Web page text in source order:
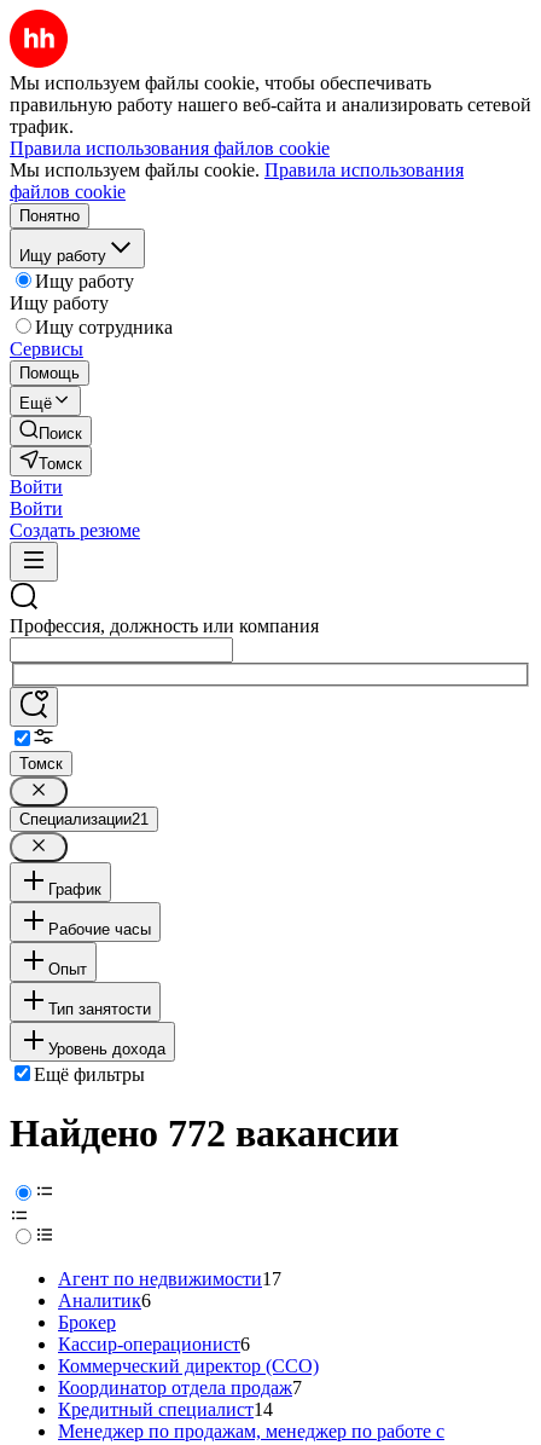
Мы используем файлы cookie, чтобы обеспечивать
правильную работу нашего веб-сайта и анализировать сетевой
трафик.
Правила использования файлов cookie
Мы используем файлы cookie. Правила использования
файлов cookie
Понятно
Ищу работу
Ищу работу
Ищу работу
Ищу сотрудника
Сервисы
Помощь
Ещё
Поиск
Томск
Войти
Войти
Создать резюме
Профессия, должность или компания
Томск
Специализации21
График
Рабочие часы
Опыт
Тип занятости
Уровень дохода
Ещё фильтры
Найдено 772 вакансии
Агент по недвижимости17
Аналитик6
Брокер
Кассир-операционист6
Коммерческий директор (CCO)
Координатор отдела продаж7
Кредитный специалист14
Менеджер по продажам, менеджер по работе с